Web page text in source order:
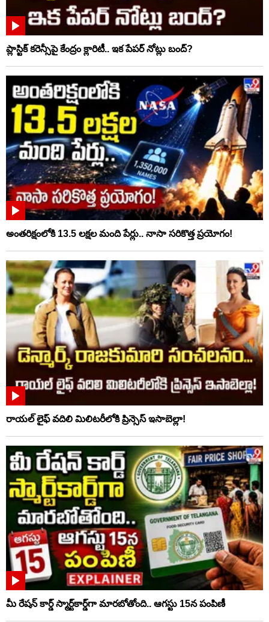
ప్లాస్టిక్‌ కరెన్సీపై కేంద్రం క్లారిటీ.. ఇక పేపర్‌ నోట్లు బంద్‌?
అంతరిక్షంలోకి 13.5 లక్షల మంది పేర్లు.. నాసా సరికొత్త ప్రయోగం!
రాయల్ లైఫ్ వదిలి మిలిటరీలోకి ప్రిన్సెస్ ఇసాబెల్లా!
మీ రేషన్ కార్డ్ స్మార్ట్‌కార్డ్‌గా మారబోతోంది.. ఆగస్టు 15న పంపిణీ